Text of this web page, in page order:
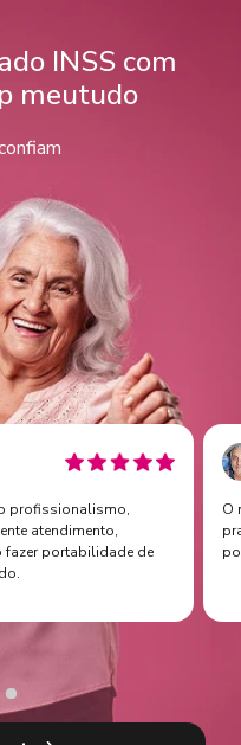
INSS com
meutudo
profissionalismo,
atendimento,
fazer portabilidade de
O